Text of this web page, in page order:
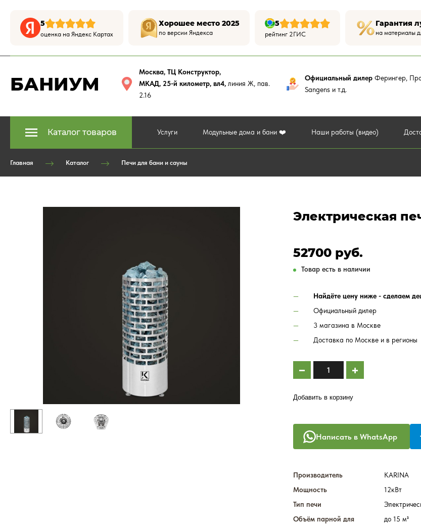
5
оценка на Яндекс Картах
Хорошее место 2025
по версии Яндекса
5
рейтинг 2ГИС
Гарантия
на материалы
БАНИУМ
Москва, ТЦ Конструктор,
МКАД, 25-й километр, вл4, линия Ж, пав.
2.16
Официальный дилер Ферингер,
Sangens и т.д.
Каталог товаров Услуги Модульные дома и бани ❤️ Наши работы (видео)
Главная Каталог Печи для бани и сауны
Электрическая
52700 руб.
Товар есть в наличии
Найдёте цену ниже - сделаем
Официальный дилер
3 магазина в Москве
Доставка по Москве и в регионы
Добавить в корзину
Написать в WhatsApp
Производитель
KARINA
Мощность
12кВт
Тип печи
Объём парной для
до 15 м³